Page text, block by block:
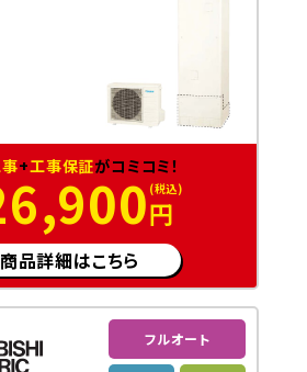
+工事保証がコミコミ！
円
商品詳細はこちら
フルオート